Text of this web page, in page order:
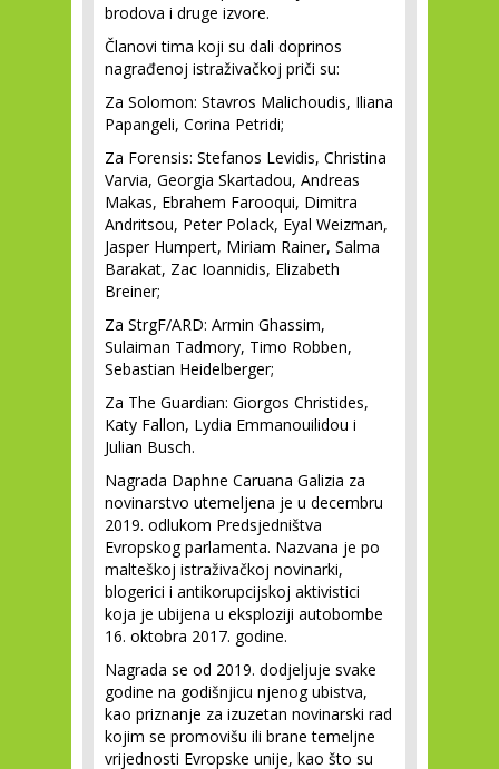
brodova i druge izvore.
Članovi tima koji su dali doprinos
nagrađenoj istraživačkoj priči su:
Za Solomon: Stavros Malichoudis, Iliana
Papangeli, Corina Petridi;
Za Forensis: Stefanos Levidis, Christina
Varvia, Georgia Skartadou, Andreas
Makas, Ebrahem Farooqui, Dimitra
Andritsou, Peter Polack, Eyal Weizman,
Jasper Humpert, Miriam Rainer, Salma
Barakat, Zac Ioannidis, Elizabeth
Breiner;
Za StrgF/ARD: Armin Ghassim,
Sulaiman Tadmory, Timo Robben,
Sebastian Heidelberger;
Za The Guardian: Giorgos Christides,
Katy Fallon, Lydia Emmanouilidou i
Julian Busch.
Nagrada Daphne Caruana Galizia za
novinarstvo utemeljena je u decembru
2019. odlukom Predsjedništva
Evropskog parlamenta. Nazvana je po
malteškoj istraživačkoj novinarki,
blogerici i antikorupcijskoj aktivistici
koja je ubijena u eksploziji autobombe
16. oktobra 2017. godine.
Nagrada se od 2019. dodjeljuje svake
godine na godišnjicu njenog ubistva,
kao priznanje za izuzetan novinarski rad
kojim se promovišu ili brane temeljne
vrijednosti Evropske unije, kao što su